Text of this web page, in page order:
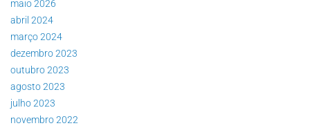
maio 2026
abril 2024
março 2024
dezembro 2023
outubro 2023
agosto 2023
julho 2023
novembro 2022